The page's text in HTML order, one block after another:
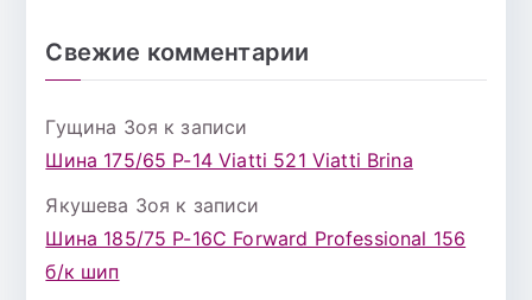
Свежие комментарии
Гущина Зоя к записи
Шина 175/65 Р-14 Viatti 521 Viatti Brina
Якушева Зоя к записи
Шина 185/75 Р-16С Forward Professional 156
б/к шип